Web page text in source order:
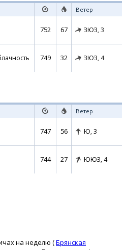
Ветер
752 67 ЗЮЗ, 3
749 32 ЗЮЗ, 4
Ветер
747 56 Ю, 3
744 27 ЮЮЗ, 4
на неделю (Брянская